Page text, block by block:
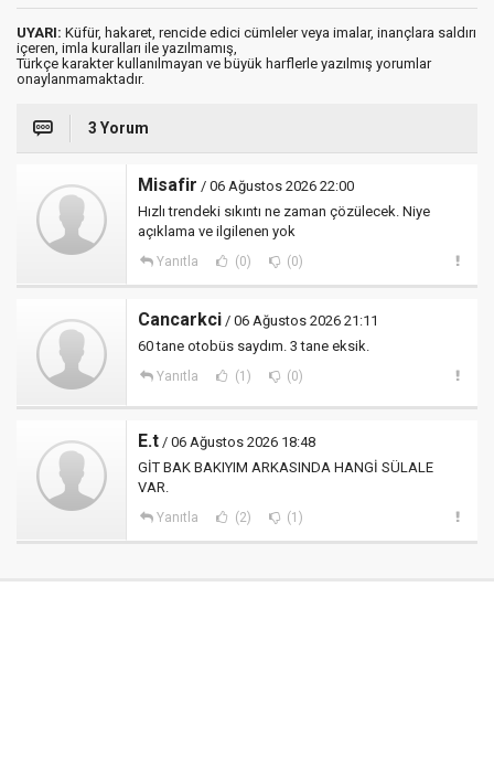
UYARI: Küfür, hakaret, rencide edici cümleler veya imalar, inançlara saldırı
içeren, imla kuralları ile yazılmamış,
Türkçe karakter kullanılmayan ve büyük harflerle yazılmış yorumlar
onaylanmamaktadır.
3 Yorum
Misafir / 06 Ağustos 2026 22:00
Hızlı trendeki sıkıntı ne zaman çözülecek. Niye
açıklama ve ilgilenen yok
Yanıtla (0) (0)
Cancarkci / 06 Ağustos 2026 21:11
60 tane otobüs saydım. 3 tane eksik.
Yanıtla (1) (0)
E.t / 06 Ağustos 2026 18:48
GİT BAK BAKIYIM ARKASINDA HANGİ SÜLALE
VAR.
Yanıtla (2) (1)